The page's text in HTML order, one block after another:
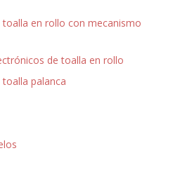
toalla en rollo con mecanismo
de toalla en rollo
palanca